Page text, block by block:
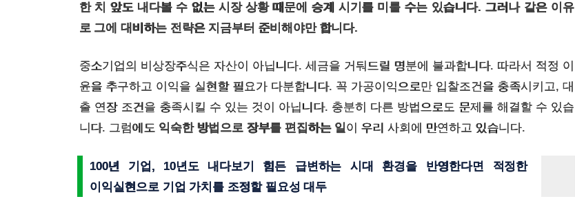
한 치 앞도 내다볼 수 없는 시장 상황 때문에 승계 시기를 미룰 수는 있습니다. 그러나 같은 이유
로 그에 대비하는 전략은 지금부터 준비해야만 합니다.
중소기업의 비상장주식은 자산이 아닙니다. 세금을 거둬드릴 명분에 불과합니다. 따라서 적정 이
윤을 추구하고 이익을 실현할 필요가 다분합니다. 꼭 가공이익으로만 입찰조건을 충족시키고, 대
출 연장 조건을 충족시킬 수 있는 것이 아닙니다. 충분히 다른 방법으로도 문제를 해결할 수 있습
니다. 그럼에도 익숙한 방법으로 장부를 편집하는 일 이 우리 사회에 만연하고 있습니다.
100년 기업, 10년도 내다보기 힘든 급변하는 시대 환경을 반영한다면 적정한
이익실현으로 기업 가치를 조정할 필요성 대두